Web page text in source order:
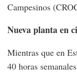
Campesinos
Nueva planta en
Mientras que en
40 horas